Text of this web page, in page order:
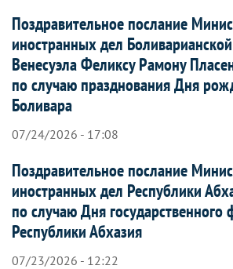
Поздравительное послание
иностранных дел
Венесуэла Феликсу Рамону
по случаю празднования Дня
Боливара
07/24/2026 - 17:08
Поздравительное послание
иностранных дел Республики
по случаю Дня государственного
Республики Абхазия
07/23/2026 - 12:22